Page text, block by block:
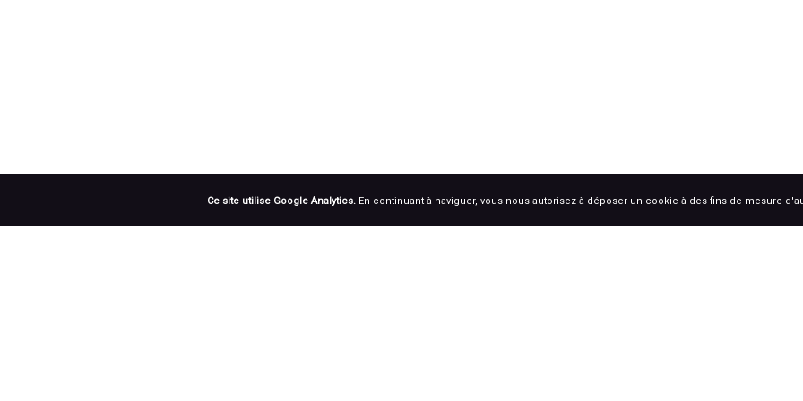
Ce site utilise Google Analytics. En continuant à naviguer, vous nous autorisez à déposer un cookie à des fins de mesure
RÉSEAUX SOCIAUX